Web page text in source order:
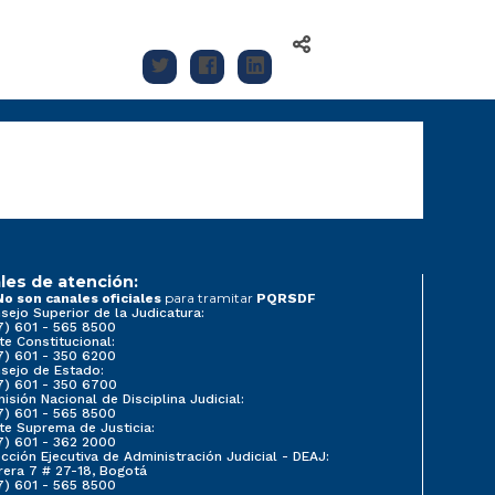
de atención:
son canales oficiales para tramitar PQRSDF
Superior de la Judicatura:
601 - 565 8500
Constitucional:
601 - 350 6200
de Estado:
601 - 350 6700
Nacional de Disciplina Judicial:
601 - 565 8500
Suprema de Justicia:
601 - 362 2000
Ejecutiva de Administración Judicial - DEAJ:
7 # 27-18, Bogotá
601 - 565 8500